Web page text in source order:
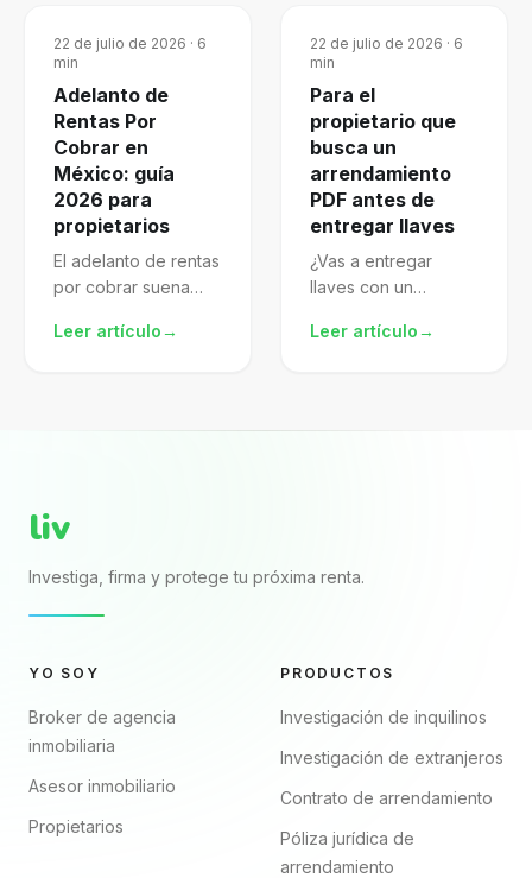
22 de julio de 2026 · 6
min
Adelanto de
Rentas Por
Cobrar en
México: guía
2026 para
propietarios
El adelanto de rentas
por cobrar suena
gestionado te
Leer artículo→
22 de julio de 2026 · 6
min
Para el
propietario que
busca un
arrendamiento
PDF antes de
entregar llaves
¿Vas a entregar
llaves con un
descargado de
Leer artículo→
liv
Investiga, firma y protege tu próxima renta.
YO SOY
Broker de agencia
inmobiliaria
Asesor inmobiliario
Propietarios
PRODUCTOS
Investigación de inquilinos
Investigación de extranjeros
Contrato de arrendamiento
Póliza jurídica de
arrendamiento